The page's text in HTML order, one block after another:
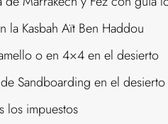
la Kasbah Aït Ben Haddou
o en 4×4 en el desierto
Sandboarding en el desierto
los impuestos